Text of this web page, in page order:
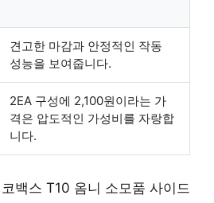
견고한 마감과 안정적인 작동
성능을 보여줍니다.
2EA 구성에 2,100원이라는 가
격은 압도적인 가성비를 자랑합
니다.
백스 T10 옴니 소모품 사이드